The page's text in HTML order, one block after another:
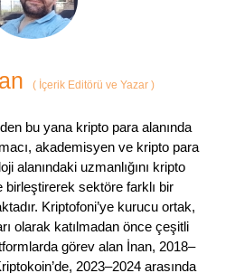
( İçerik Editörü ve Yazar )
bu yana kripto para alanında
akademisyen ve kripto para
alanındaki uzmanlığını kripto
sektöre farklı bir
Kriptofoni’ye kurucu ortak,
olarak katılmadan önce çeşitli
görev alan İnan, 2018–
2023–2024 arasında